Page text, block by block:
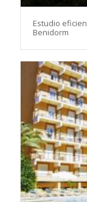
Estudio
Benidorm